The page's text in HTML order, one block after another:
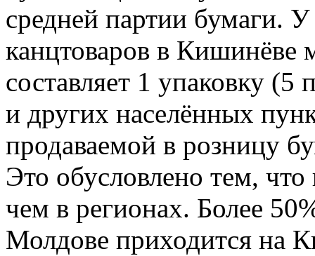
средней партии бумаги.
канцтоваров в Кишинёве
составляет 1 упаковку
и других населённых
продаваемой в розницу
Это обусловлено тем,
чем в регионах. Более
Молдове приходится на